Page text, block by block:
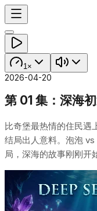
1×
2026-04-20
第 01 集：深海
比奇堡最热情的住民遇
结局出人意料。泡泡
局，深海的故事刚刚开